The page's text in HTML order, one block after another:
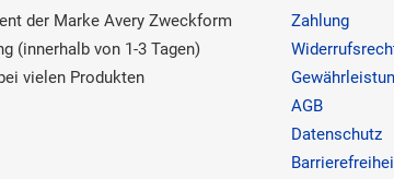
der Marke Avery Zweckform
(innerhalb von 1-3 Tagen)
vielen Produkten
Zahlung
AGB
Datenschutz